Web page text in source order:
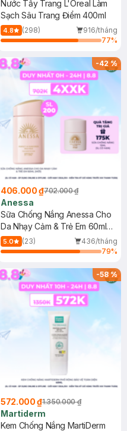
Nước Tẩy Trang L'Oreal Làm
Sạch Sâu Trang Điểm 400ml
4.8 (298)
916/tháng
77%
-42%
406.000 ₫702.000 ₫
Anessa
Sữa Chống Nắng Anessa Cho
Da Nhạy Cảm & Trẻ Em 60ml
(Mới)
5.0 (23)
436/tháng
79%
-58%
572.000 ₫1.350.000 ₫
Martiderm
Kem Chống Nắng MartiDerm